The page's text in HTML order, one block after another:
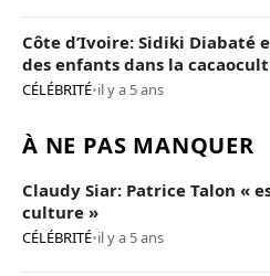
Côte d’Ivoire: Sidiki Diabaté
des enfants dans la
CÉLÉBRITÉ•il y a 5 ans
À NE PAS MANQUER
Claudy Siar: Patrice Talon «
culture »
CÉLÉBRITÉ•il y a 5 ans